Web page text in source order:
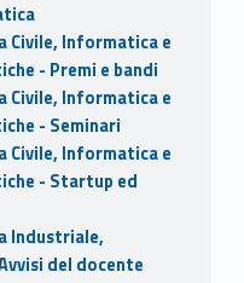
Civile, Informatica e
- Premi e bandi
Civile, Informatica e
- Seminari
Civile, Informatica e
- Startup ed
Industriale,
del docente